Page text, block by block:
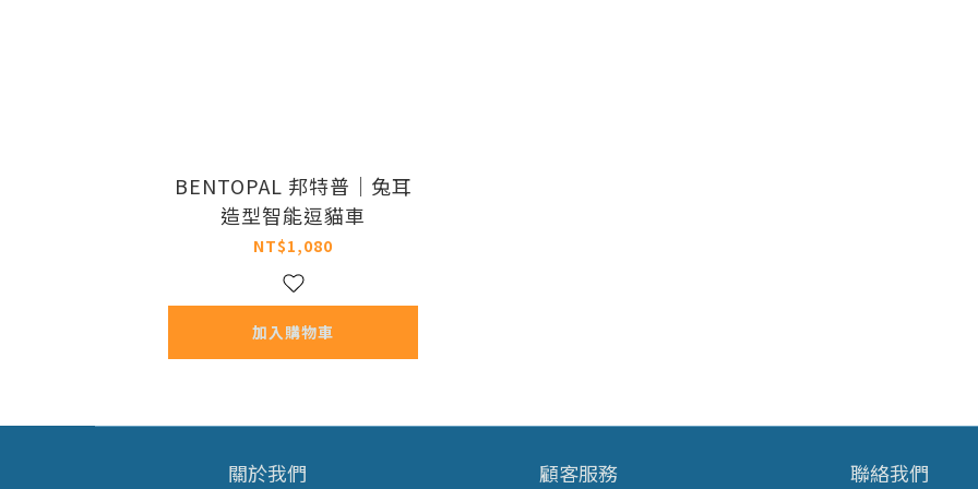
BENTOPAL 邦特普｜兔耳
造型智能逗貓車
NT$1,080
加入購物車
關於我們 顧客服務 聯絡我們